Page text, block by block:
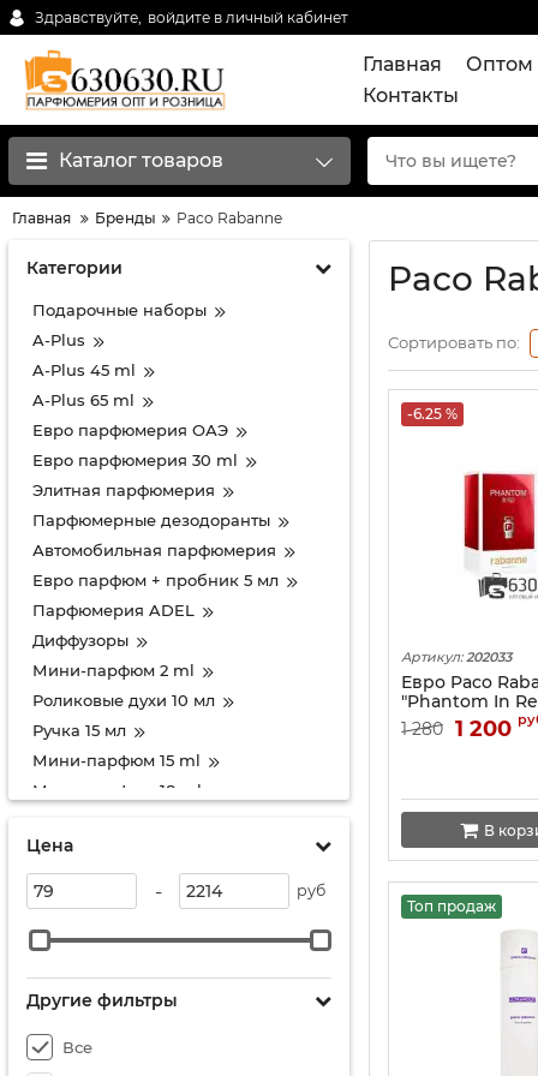
Здравствуйте, войдите в личный кабинет
Главная Оптом
Контакты
Каталог товаров
Главная Бренды Paco Rabanne
Категории
Подарочные наборы
A-Plus
A-Plus 45 ml
A-Plus 65 ml
Евро парфюмерия ОАЭ
Евро парфюмерия 30 ml
Элитная парфюмерия
Парфюмерные дезодоранты
Автомобильная парфюмерия
Евро парфюм + пробник 5 мл
Парфюмерия ADEL
Диффузоры
Мини-парфюм 2 ml
Роликовые духи 10 мл
Ручка 15 мл
Мини-парфюм 15 ml
Мини-парфюм 18 ml
Мини парфюмерия 20 ml
Набор духов 3х20 мл
Парфюм 25 мл Duty Free
Мини парфюм 30 мл New
Мини тестер 35 ml-Турция
Цена
- руб
Другие фильтры
Все
Paco
Сортировать по:
-6.25 %
Артикул: 202033
Евро Paco
"Phantom In
1 280 1 200
В
Топ продаж